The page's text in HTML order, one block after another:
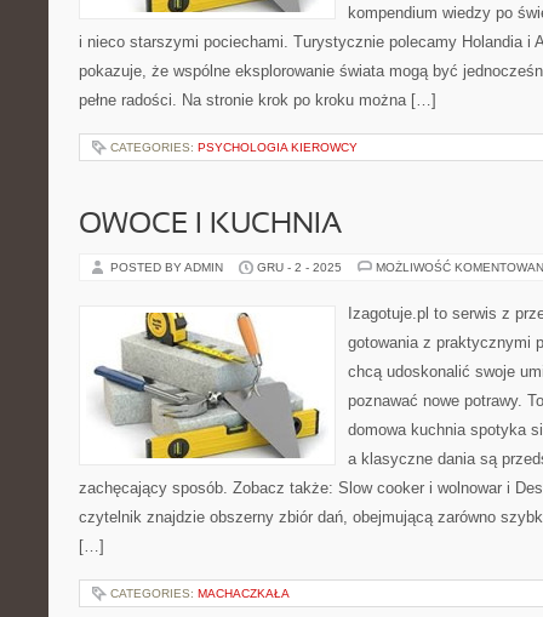
kompendium wiedzy po
i nieco starszymi pociechami. Turystycznie polecamy Holandia i
pokazuje, że wspólne eksplorowanie świata mogą być
pełne radości. Na stronie krok po kroku można […]
CATEGORIES: PSYCHOLOGIA KIEROWCY
OWOCE I KUCHNIA
POSTED BY ADMIN GRU - 2 - 2025 MOŻLIWOŚĆ
Izagotuje.pl to serwis z
gotowania z praktycznymi
chcą udoskonalić swoje
poznawać nowe potrawy.
domowa kuchnia spotyka
a klasyczne dania są
zachęcający sposób. Zobacz także: Slow cooker i wolnowar i
czytelnik znajdzie obszerny zbiór dań, obejmującą zarówno
[…]
CATEGORIES: MACHACZKAŁA